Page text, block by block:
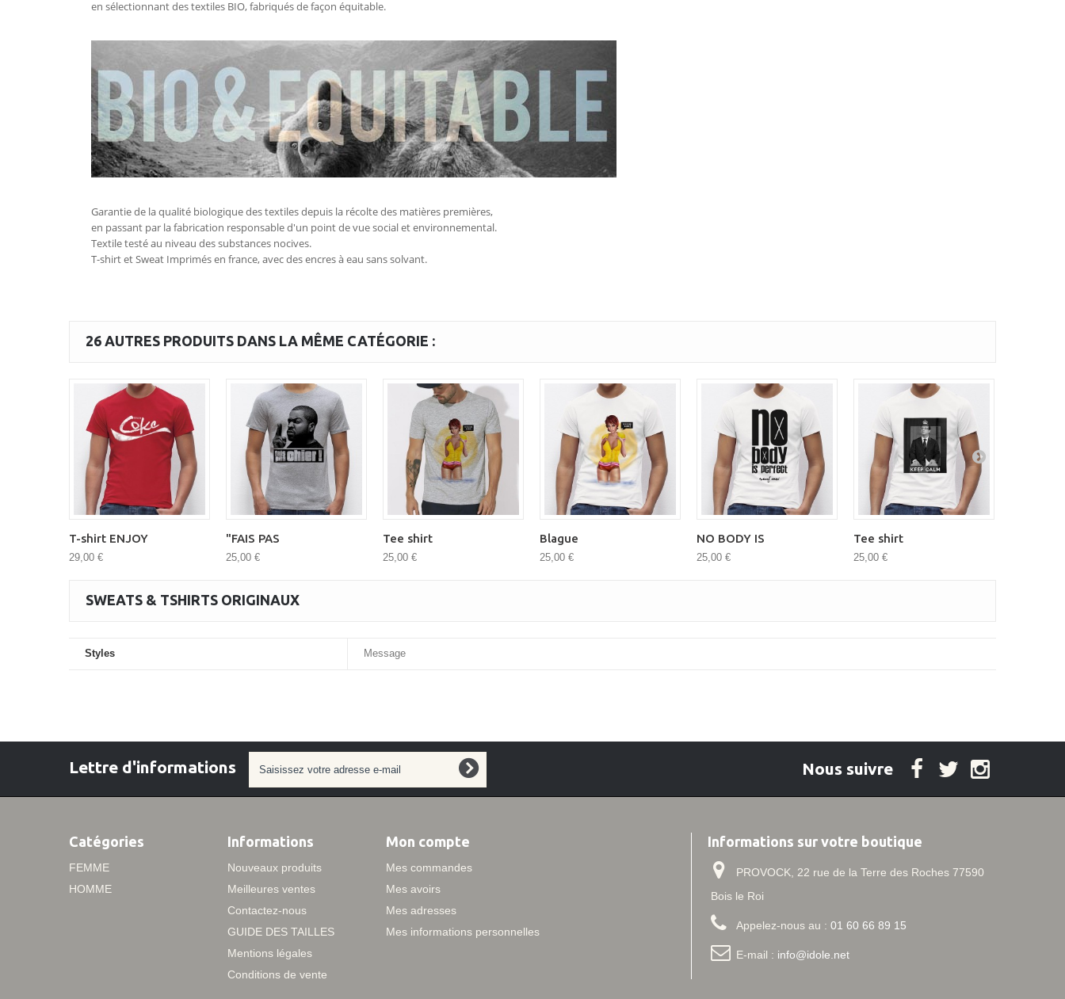
26 AUTRES PRODUITS DANS LA MÊME CATÉGORIE :
T-shirt ENJOY
29,00 €
"FAIS PAS
25,00 €
Tee shirt
25,00 €
Blague
25,00 €
NO BODY IS
25,00 €
Tee shirt
25,00 €
SWEATS & TSHIRTS ORIGINAUX
Styles Message
Lettre d'informations Nous suivre
Catégories
FEMME
HOMME
Informations
Nouveaux produits
Meilleures ventes
Contactez-nous
GUIDE DES TAILLES
Mentions légales
Conditions de vente
Mon compte
Mes commandes
Mes avoirs
Mes adresses
Mes informations personnelles
Informations sur votre boutique
PROVOCK, 22 rue de la Terre des Roches 77590
Bois le Roi
Appelez-nous au : 01 60 66 89 15
E-mail : info@idole.net